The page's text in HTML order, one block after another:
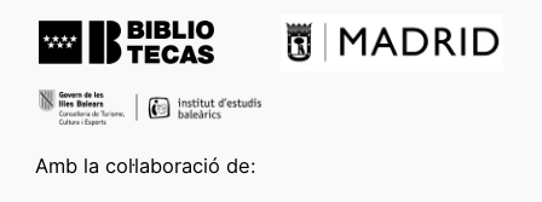
Amb la col·laboració de: